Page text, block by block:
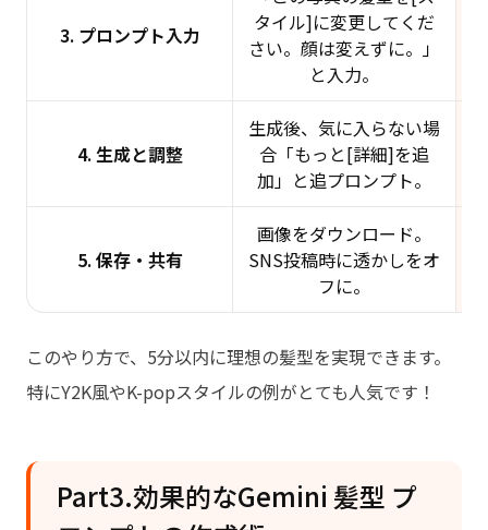
3. プロンプト入力
タイル]に変更してくだ
さい。顔は変えずに。」
と入力。
4. 生成と調整
生成後、気に入らない場
合「もっと[詳細]を追
加」と追プロンプト。
5. 保存・共有
画像をダウンロード。
SNS投稿時に透かしをオ
フに。
このやり方で、5分以内に理想の髪型を実現できます。
特にY2K風やK-popスタイルの例がとても人気です！
Part3.効果的なGemini 髪型 プ